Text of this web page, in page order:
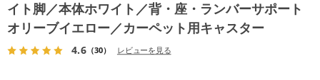
イト脚／本体ホワイト／背・座・ランバーサポート
オリーブイエロー／カーペット用キャスター
4.6（30） レビューを見る